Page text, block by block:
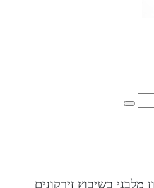
בשיבוץ זירקונים